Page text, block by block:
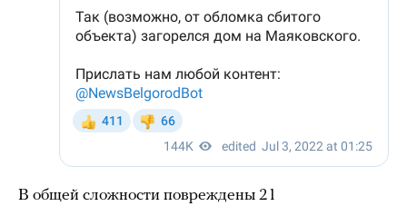
В общей сложности повреждены 21